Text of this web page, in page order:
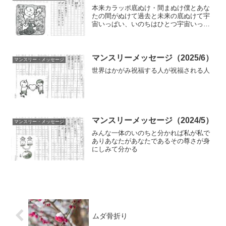
本来カラッポ底ぬけ・間まぬけ僕とあな
たの間がぬけて過去と未来の底ぬけて宇
宙いっぱい、いのちはひとつ宇宙いっぱ
マンスリー・メッセージ マンスリーメッセージ（2025/6）
世界はかがみ祝福する人が祝福される人
マンスリー・メッセージ マンスリーメッセージ（2024/5）
みんな一体のいのちと分かれば私が私で
ありあなたがあなたであるその尊さが身
にしみて分かる
ムダ骨折り